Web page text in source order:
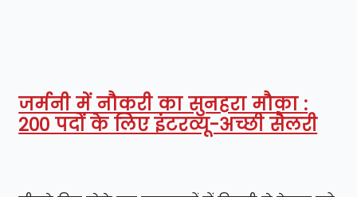
जर्मनी में नौकरी का सुनहरा मौका :
200 पदों के लिए इंटरव्यू-अच्छी सैलरी